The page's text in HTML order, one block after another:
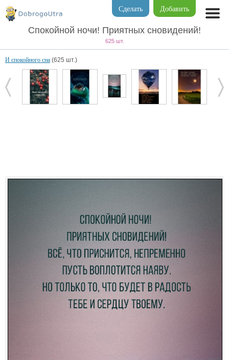
Добавить
Сделать
Спокойной ночи! Приятных сновидений!
625 шт.
И спокойного сна (625 шт.)